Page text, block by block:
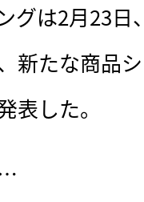
グは2月23
新たな商品
表した。